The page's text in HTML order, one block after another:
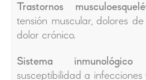
Trastornos
tensión muscular, dolores
dolor crónico.
Sistema inmunológico
susceptibilidad a